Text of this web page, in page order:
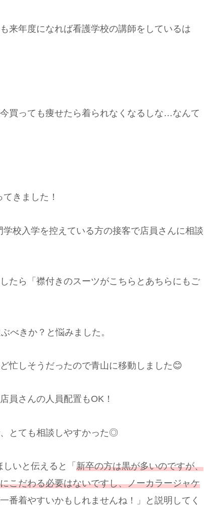
来年度になれば看護学校の講師をしているは
買っても痩せたら着られなくなるしな…なんて
きました！
校入学を控えている方の接客で店員さんに相談
たら「襟付きのスーツがこちらとあちらにもご
べきか？と悩みました。
忙しそうだったので青山に移動しました😊
員さんの人員配置もOK！
とても相談しやすかった◎
いと伝えると「 新卒の方は黒が多いのですが、
こだわる必要はないですし、ノーカラージャケ
番着やすいかもしれませんね！」と説明してく